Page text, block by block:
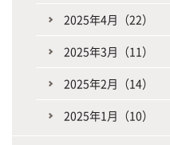
2025年4月（22）
2025年3月（11）
2025年2月（14）
2025年1月（10）